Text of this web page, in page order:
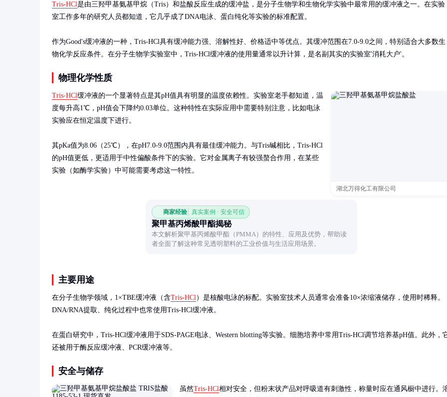
Tris-HCl是由三羟甲基氨基甲烷（Tris）和盐酸反应生成的缓冲盐，是分子生物学和生物化学实验中最常用的缓冲液之一。在实验
室工作多年的研究人员都知道，它几乎成了DNA电泳、蛋白纯化等实验的标准配置。
作为Good's缓冲液的一种，Tris-HCl具有缓冲能力强、溶解性好、价格适中等优点。其缓冲范围在7.0-9.0之间，特别适合大多数生
物化学反应条件。在分子生物学实验室中，Tris-HCl缓冲液的使用量通常以升计算，是名副其实的实验室'消耗大户'。
物理化学性质
湖北万得化工有限公司
Tris-HCl缓冲液的一个显著特点是其pH值具有明显的温度依赖性。实验室老手都知道，温
度每升高1℃，pH值会下降约0.03单位。这种特性在实际应用中需要特别注意，比如电泳
实验应在恒定温度下进行。
其pKa值为8.06（25℃），在pH7.0-9.0范围内具有最佳缓冲能力。与Tris碱相比，Tris-HCl
的pH值更低，更适用于中性偏酸条件下的实验。它对金属离子有较强螯合作用，在某些
实验（如酶学实验）中可能需要考虑这一特性。
商家经验 真实案例 · 安全可信
聚甲基丙烯酸甲酯揭秘
本文解析聚甲基丙烯酸甲酯（PMMA）的特性、应用及优势，帮助读
者全面了解这种常见透明塑料的工业价值与生活应用场景。
主要用途
在分子生物学领域，1×TBE缓冲液（含Tris-HCl）是核酸电泳的标配。实验室技术人员通常会准备10×浓缩液储存，使用时稀释。
DNA/RNA提取、纯化过程中也常使用Tris-HCl缓冲液。
在蛋白研究中，Tris-HCl缓冲液用于SDS-PAGE电泳、Western blotting等实验。细胞培养中常用Tris-HCl调节培养基pH值。此外，
还被用于酶反应缓冲液、PCR缓冲液等。
安全与储存
虽然Tris-HCl相对安全，但粉末状产品对呼吸道有刺激性，称量时应在通风橱中进行。